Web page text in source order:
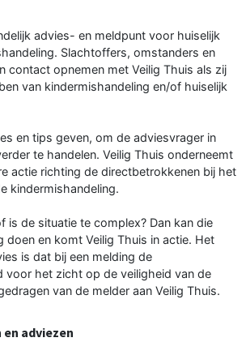
advies- en meldpunt voor huiselijk
Slachtoffers, omstanders en
contact opnemen met Veilig Thuis als zij
van kindermishandeling en/of huiselijk
en tips geven, om de adviesvrager in
te handelen. Veilig Thuis onderneemt
actie richting de directbetrokkenen bij het
kindermishandeling.
is de situatie te complex? Dan kan die
doen en komt Veilig Thuis in actie. Het
is dat bij een melding de
voor het zicht op de veiligheid van de
van de melder aan Veilig Thuis.
adviezen